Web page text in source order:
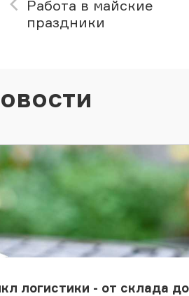
Работа в майские
праздники
логистики - от склада до